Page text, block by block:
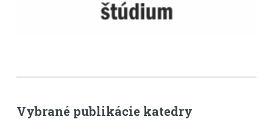
Vybrané publikácie katedry